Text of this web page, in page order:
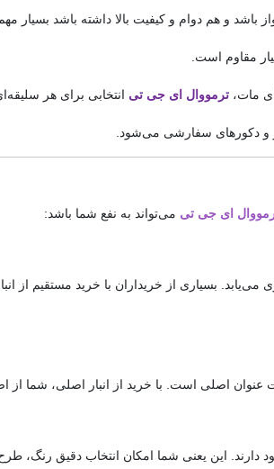
باشد و هم دوام و کیفیت بالا داشته باشد بسیار
مقاوم است.
مات،ترمووال ای جی تی انتخابی برای هر
و دکورهای سفارشی می‌شود.
ای جی تی می‌تواند به نفع شما باشد:
عنوان اصلی است. با خرید از انبار اصلی، شما از
دارند. این یعنی شما امکان انتخاب دقیق رنگ،